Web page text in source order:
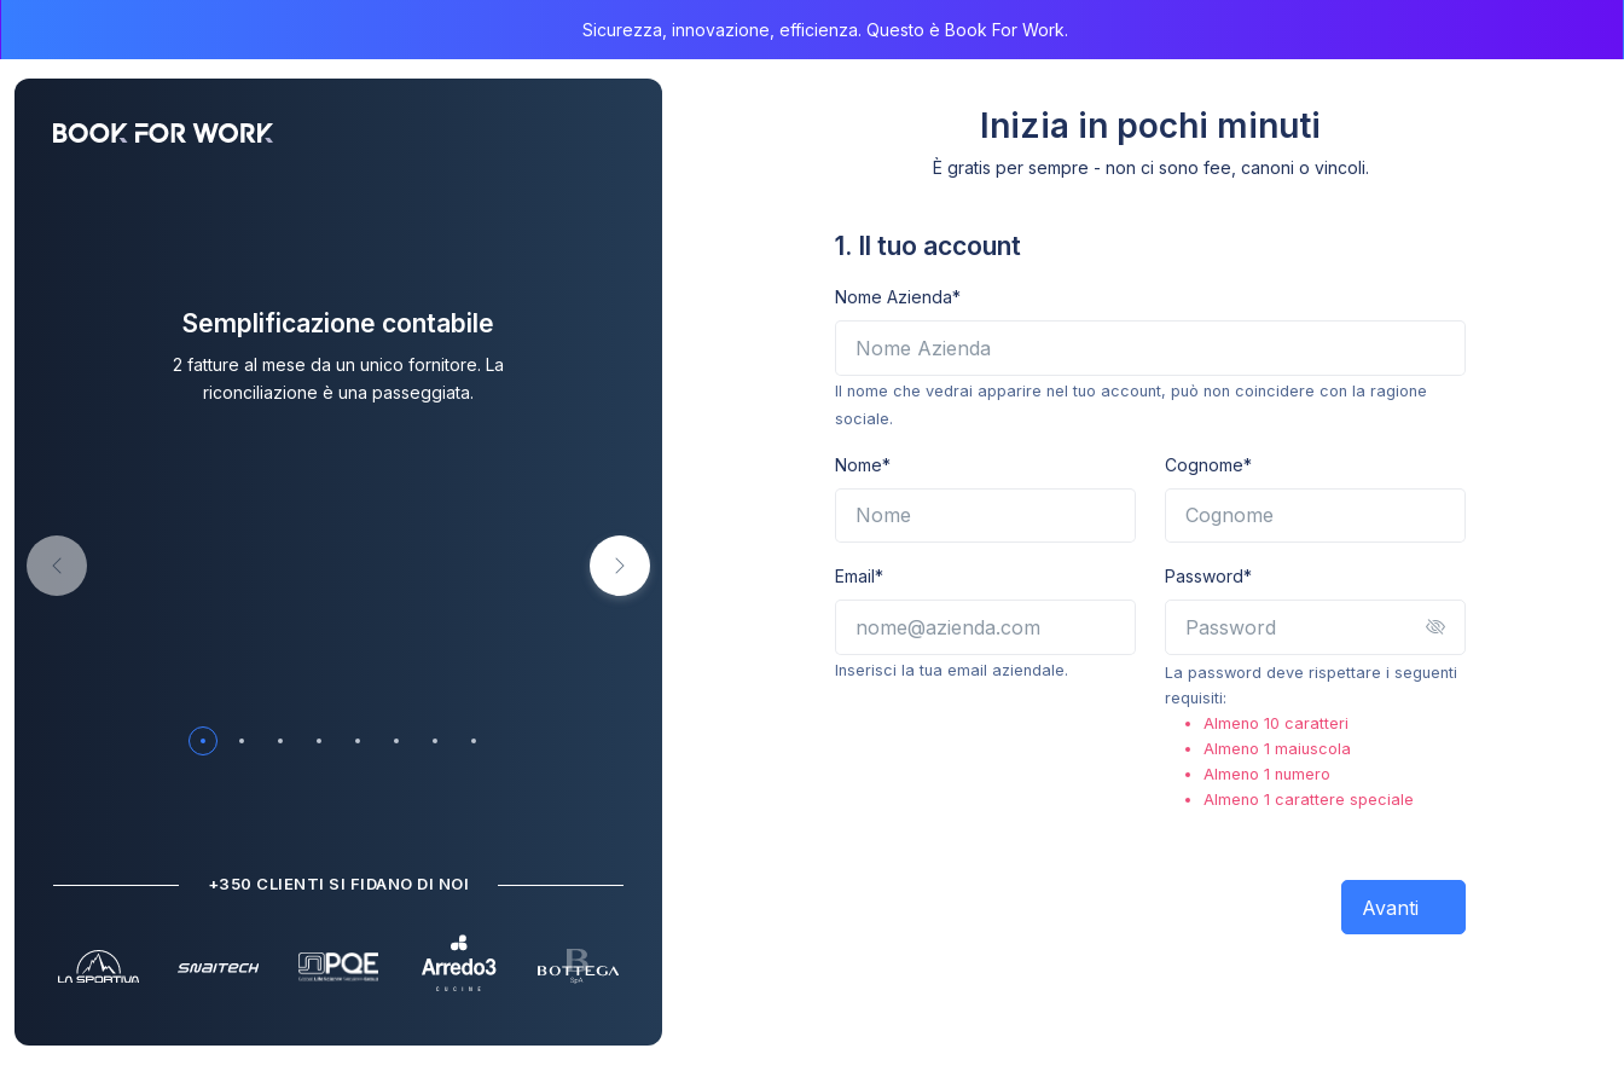
Sicurezza, innovazione, efficienza. Questo è Book For Work.
Semplificazione contabile
2 fatture al mese da un unico fornitore. La
riconciliazione è una passeggiata.
per questo.
assicurato grazie alla nsotra formula magica.
+350 CLIENTI SI FIDANO DI NOI
Inizia in pochi minuti
È gratis per sempre - non ci sono fee, canoni o vincoli.
1. Il tuo account
Nome Azienda*
Il nome che vedrai apparire nel tuo account, può non coincidere con la ragione
sociale.
Nome* Cognome*
Email*
Inserisci la tua email aziendale.
Password*
La password deve rispettare i seguenti
requisiti:
Almeno 10 caratteri
Almeno 1 maiuscola
Almeno 1 numero
Almeno 1 carattere speciale
Avanti